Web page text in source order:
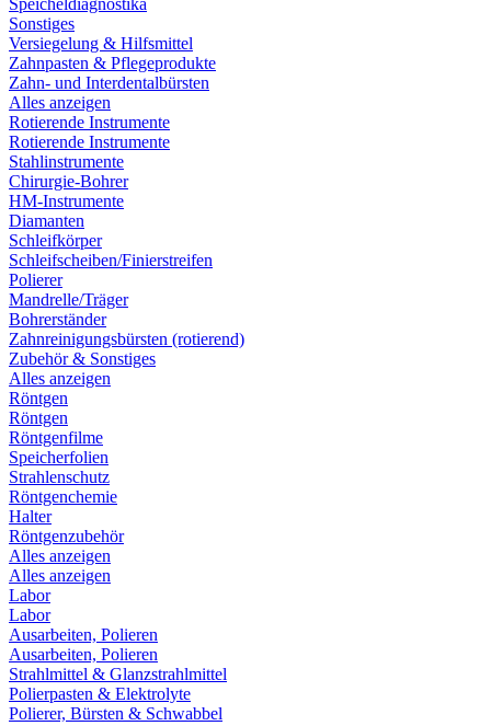
Speicheldiagnostika
Sonstiges
Versiegelung & Hilfsmittel
Zahnpasten & Pflegeprodukte
Zahn- und Interdentalbürsten
Alles anzeigen
Rotierende Instrumente
Rotierende Instrumente
Stahlinstrumente
Chirurgie-Bohrer
HM-Instrumente
Diamanten
Schleifkörper
Schleifscheiben/Finierstreifen
Polierer
Mandrelle/Träger
Bohrerständer
Zahnreinigungsbürsten (rotierend)
Zubehör & Sonstiges
Alles anzeigen
Röntgen
Röntgen
Röntgenfilme
Speicherfolien
Strahlenschutz
Röntgenchemie
Halter
Röntgenzubehör
Alles anzeigen
Alles anzeigen
Labor
Labor
Ausarbeiten, Polieren
Ausarbeiten, Polieren
Strahlmittel & Glanzstrahlmittel
Polierpasten & Elektrolyte
Polierer, Bürsten & Schwabbel